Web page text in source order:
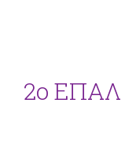
2o ΕΠΑΛ